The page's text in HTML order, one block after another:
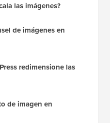
las imágenes?
de imágenes en
redimensione las
de imagen en